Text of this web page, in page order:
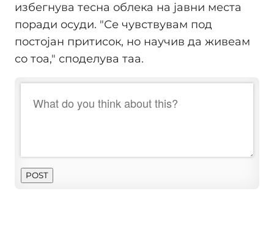
избегнува тесна облека на јавни места
поради осуди. "Се чувствувам под
постојан притисок, но научив да живеам
со тоа," споделува таа.
POST